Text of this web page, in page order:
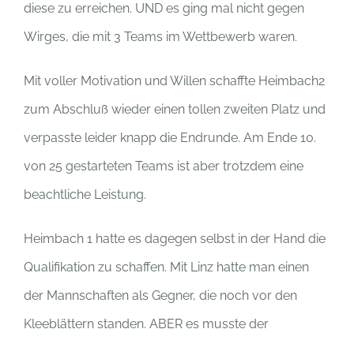
diese zu erreichen. UND es ging mal nicht gegen
Wirges, die mit 3 Teams im Wettbewerb waren.
Mit voller Motivation und Willen schaffte Heimbach2
zum Abschluß wieder einen tollen zweiten Platz und
verpasste leider knapp die Endrunde. Am Ende 10.
von 25 gestarteten Teams ist aber trotzdem eine
beachtliche Leistung.
Heimbach 1 hatte es dagegen selbst in der Hand die
Qualifikation zu schaffen. Mit Linz hatte man einen
der Mannschaften als Gegner, die noch vor den
Kleeblättern standen. ABER es musste der